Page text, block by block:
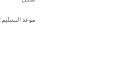
موعد التسليم: